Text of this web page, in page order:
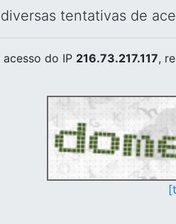
tentativas de
do IP 216.73.217.117,